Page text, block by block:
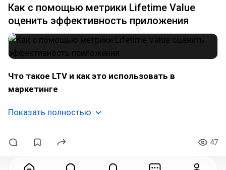
Как с помощью метрики Lifetime Value
оценить эффективность приложения
Что такое LTV и как это использовать в
маркетинге
Показать полностью
47